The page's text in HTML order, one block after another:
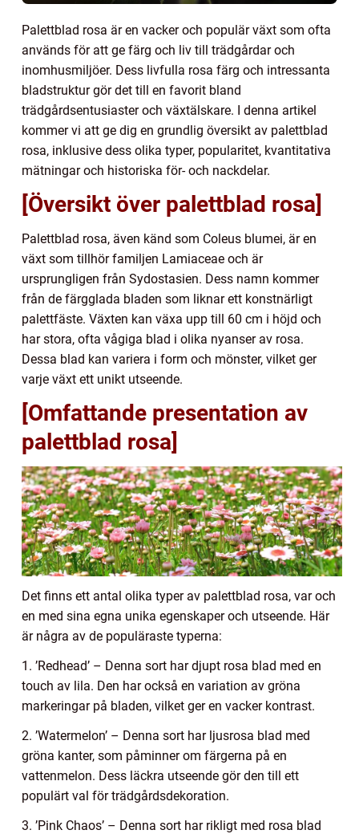
Palettblad rosa är en vacker och populär växt som ofta
används för att ge färg och liv till trädgårdar och
inomhusmiljöer. Dess livfulla rosa färg och intressanta
bladstruktur gör det till en favorit bland
trädgårdsentusiaster och växtälskare. I denna artikel
kommer vi att ge dig en grundlig översikt av palettblad
rosa, inklusive dess olika typer, popularitet, kvantitativa
mätningar och historiska för- och nackdelar.
[Översikt över palettblad rosa]
Palettblad rosa, även känd som Coleus blumei, är en
växt som tillhör familjen Lamiaceae och är
ursprungligen från Sydostasien. Dess namn kommer
från de färgglada bladen som liknar ett konstnärligt
palettfäste. Växten kan växa upp till 60 cm i höjd och
har stora, ofta vågiga blad i olika nyanser av rosa.
Dessa blad kan variera i form och mönster, vilket ger
varje växt ett unikt utseende.
[Omfattande presentation av
palettblad rosa]
Det finns ett antal olika typer av palettblad rosa, var och
en med sina egna unika egenskaper och utseende. Här
är några av de populäraste typerna:
1. ’Redhead’ – Denna sort har djupt rosa blad med en
touch av lila. Den har också en variation av gröna
markeringar på bladen, vilket ger en vacker kontrast.
2. ’Watermelon’ – Denna sort har ljusrosa blad med
gröna kanter, som påminner om färgerna på en
vattenmelon. Dess läckra utseende gör den till ett
populärt val för trädgårdsdekoration.
3. ’Pink Chaos’ – Denna sort har rikligt med rosa blad